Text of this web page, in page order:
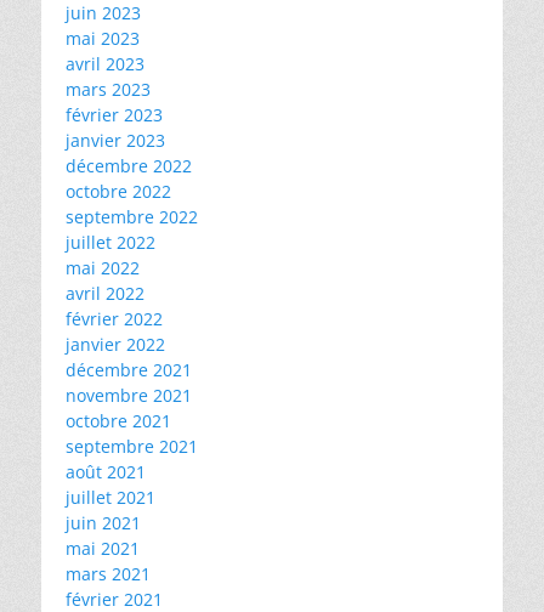
juin 2023
mai 2023
avril 2023
mars 2023
février 2023
janvier 2023
décembre 2022
octobre 2022
septembre 2022
juillet 2022
mai 2022
avril 2022
février 2022
janvier 2022
décembre 2021
novembre 2021
octobre 2021
septembre 2021
août 2021
juillet 2021
juin 2021
mai 2021
mars 2021
février 2021